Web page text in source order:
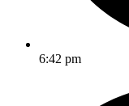
6:42 pm